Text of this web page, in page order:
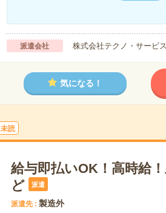
派遣会社 株式会社テクノ・サービス
気になる！
未読
給与即払いOK！高時給
ど
派遣
派遣先 製造外